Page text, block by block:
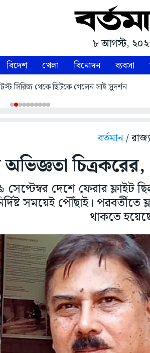
৮ আগস্ট,
বিদেশ খেলা বিনোদন ব্যবসা
সিরিজ থেকে ছিটকে গেলেন সাই সুদর্শন
বর্তমান/ রাজ্য
সেপ্টেম্বর দেশে ফেরার ফ্লাইট
সময়েই পৌঁছাই। পরবর্তীতে
থাকতে